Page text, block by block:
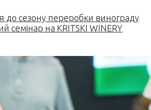
до сезону переробки винограду
семінар на KRITSKI WINERY